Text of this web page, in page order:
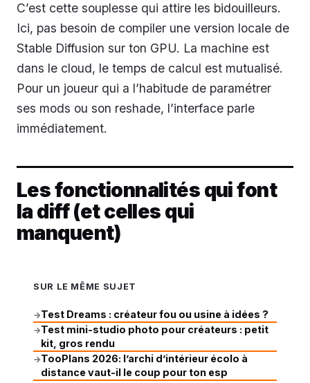
C’est cette souplesse qui attire les bidouilleurs.
Ici, pas besoin de compiler une version locale de
Stable Diffusion sur ton GPU. La machine est
dans le cloud, le temps de calcul est mutualisé.
Pour un joueur qui a l’habitude de paramétrer
ses mods ou son reshade, l’interface parle
immédiatement.
Les fonctionnalités qui font
la diff (et celles qui
manquent)
SUR LE MÊME SUJET
→Test Dreams : créateur fou ou usine à idées ?
→Test mini-studio photo pour créateurs : petit
kit, gros rendu
→TooPlans 2026: l’archi d’intérieur écolo à
distance vaut-il le coup pour ton esp